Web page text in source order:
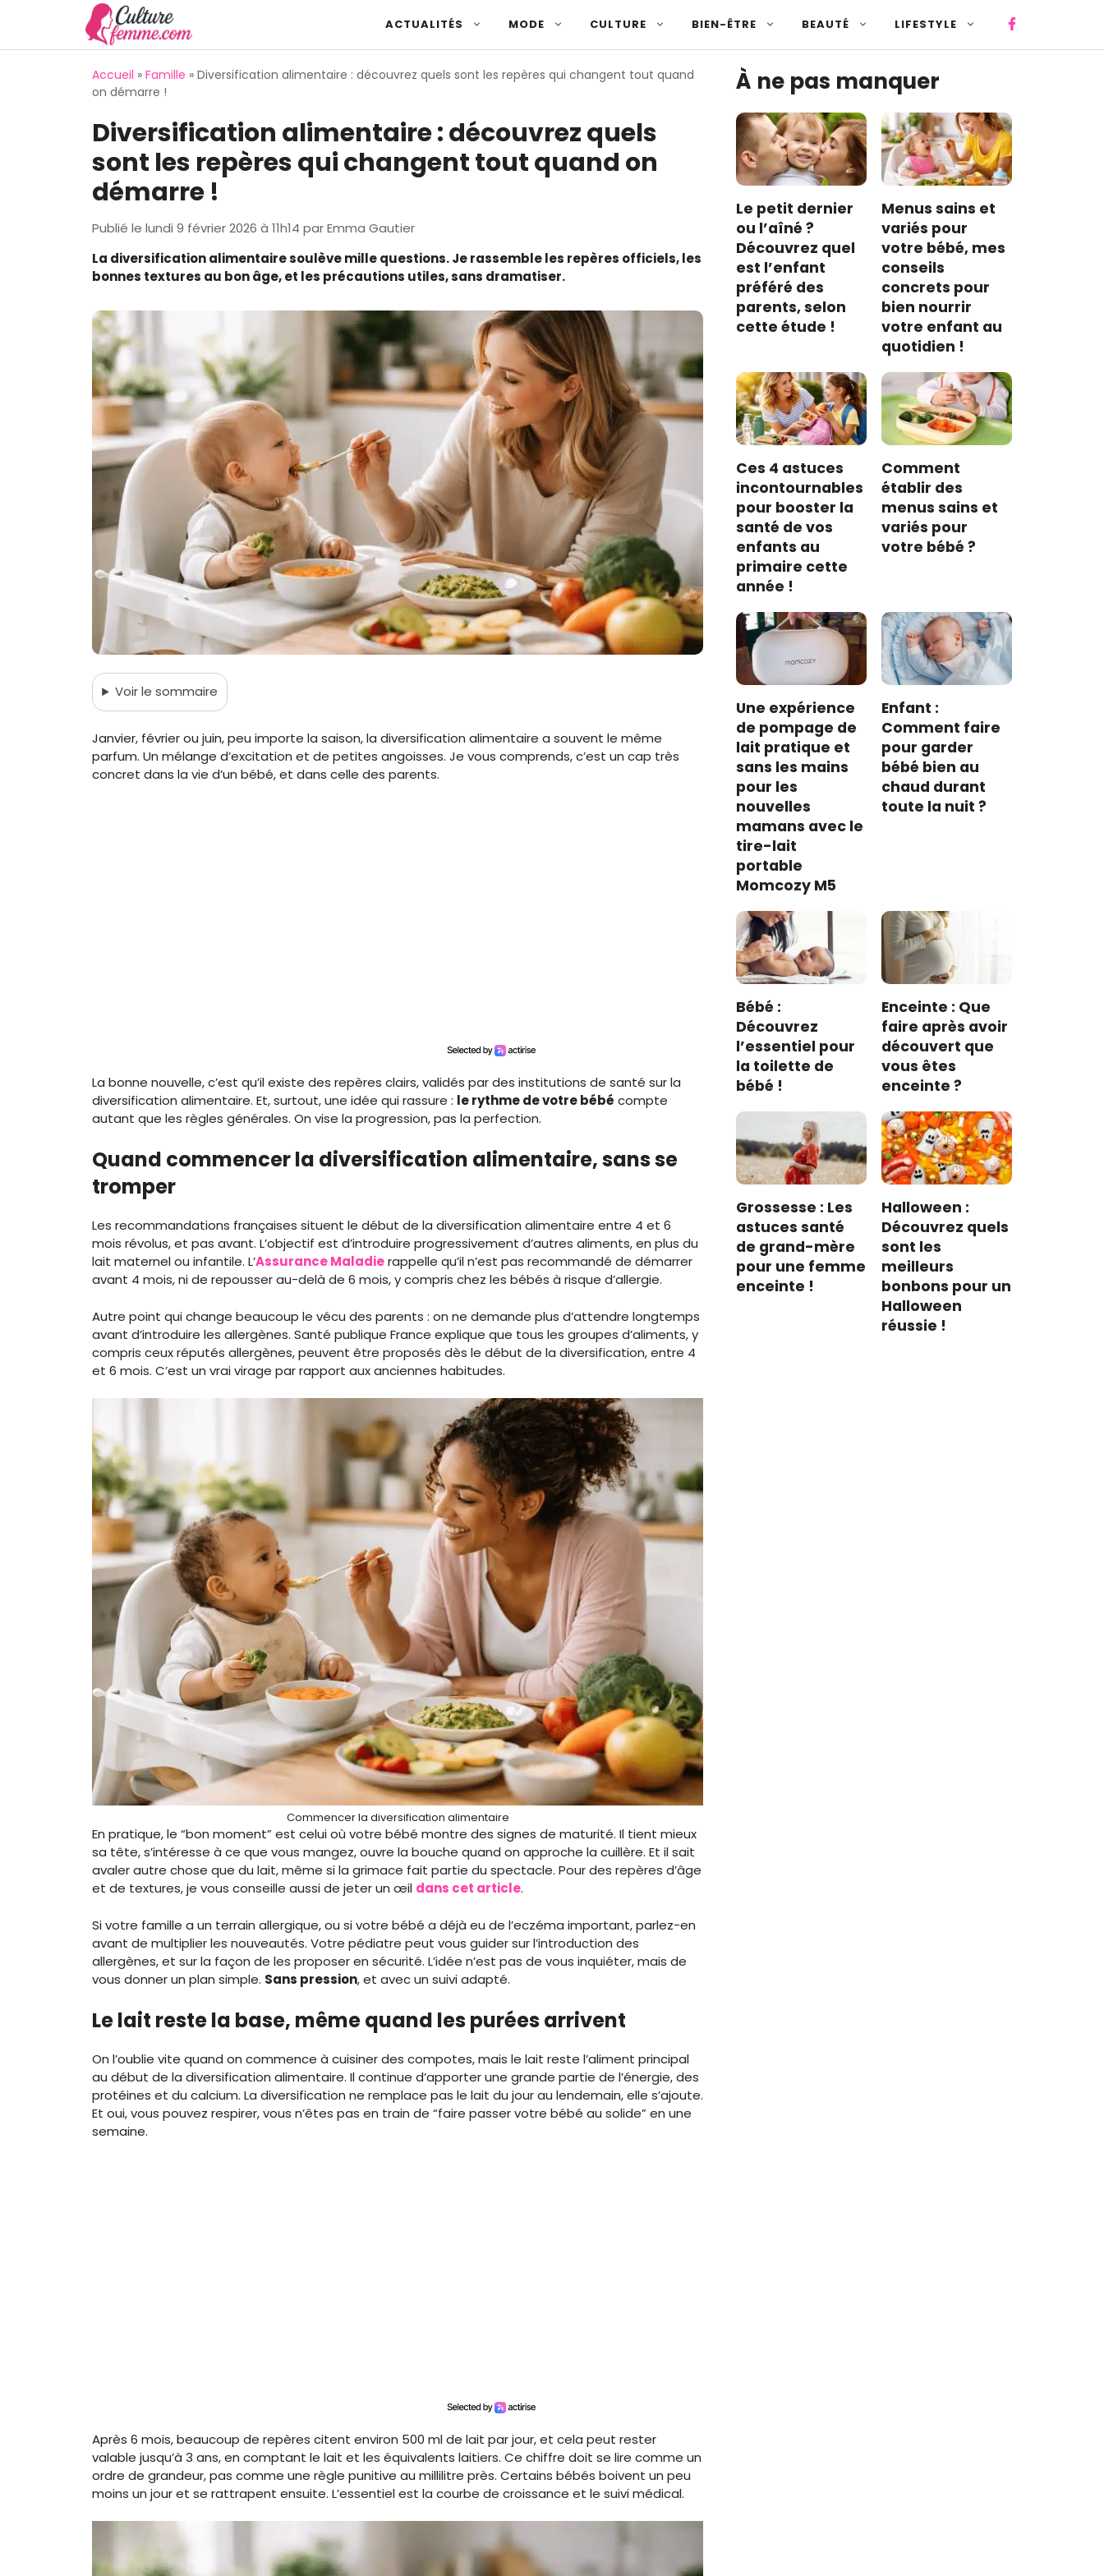
ACTUALITÉS MODE CULTURE BIEN-ÊTRE BEAUTÉ LIFESTYLE
Accueil » Famille » Diversification alimentaire : découvrez quels sont les repères qui changent tout quand
on démarre !
Diversification alimentaire : découvrez quels
sont les repères qui changent tout quand on
démarre !
Publié le lundi 9 février 2026 à 11h14 parEmma Gautier
La diversification alimentaire soulève mille questions. Je rassemble les repères officiels, les
bonnes textures au bon âge, et les précautions utiles, sans dramatiser.
Voirle sommaire
Janvier, février ou juin, peu importe la saison, la diversification alimentaire a souvent le même
parfum. Un mélange d’excitation et de petites angoisses. Je vous comprends, c’est un cap très
concret dans la vie d’un bébé, et dans celle des parents.
La bonne nouvelle, c’est qu’il existe des repères clairs, validés par des institutions de santé sur la
diversification alimentaire. Et, surtout, une idée qui rassure : le rythme de votre bébé compte
autant que les règles générales. On vise la progression, pas la perfection.
Quand commencer la diversification alimentaire, sans se
tromper
Les recommandations françaises situent le début de la diversification alimentaire entre 4 et 6
mois révolus, et pas avant. L’objectif est d’introduire progressivement d’autres aliments, en plus du
lait maternel ou infantile. L’Assurance Maladierappelle qu’il n’est pas recommandé de démarrer
avant 4 mois, ni de repousser au-delà de 6 mois, y compris chez les bébés à risque d’allergie.
Autre point qui change beaucoup le vécu des parents : on ne demande plus d’attendre longtemps
avant d’introduire les allergènes. Santé publique France explique que tous les groupes d’aliments, y
compris ceux réputés allergènes, peuvent être proposés dès le début de la diversification, entre 4
et 6 mois. C’est un vrai virage par rapport aux anciennes habitudes.
Commencer la diversification alimentaire
En pratique, le “bon moment” est celui où votre bébé montre des signes de maturité. Il tient mieux
sa tête, s’intéresse à ce que vous mangez, ouvre la bouche quand on approche la cuillère. Et il sait
avaler autre chose que du lait, même si la grimace fait partie du spectacle. Pour des repères d’âge
et de textures, je vous conseille aussi de jeter un œil dans cet article.
Si votre famille a un terrain allergique, ou si votre bébé a déjà eu de l’eczéma important, parlez-en
avant de multiplier les nouveautés. Votre pédiatre peut vous guider sur l’introduction des
allergènes, et sur la façon de les proposer en sécurité. L’idée n’est pas de vous inquiéter, mais de
vous donner un plan simple. Sans pression, et avec un suivi adapté.
Le lait reste la base, même quand les purées arrivent
On l’oublie vite quand on commence à cuisiner des compotes, mais le lait reste l’aliment principal
au début de la diversification alimentaire. Il continue d’apporter une grande partie de l’énergie, des
protéines et du calcium. La diversification ne remplace pas le lait du jour au lendemain, elle s’ajoute.
Et oui, vous pouvez respirer, vous n’êtes pas en train de “faire passer votre bébé au solide” en une
semaine.
Après 6 mois, beaucoup de repères citent environ 500 ml de lait par jour, et cela peut rester
valable jusqu’à 3 ans, en comptant le lait et les équivalents laitiers. Ce chiffre doit se lire comme un
ordre de grandeur, pas comme une règle punitive au millilitre près. Certains bébés boivent un peu
moins un jour et se rattrapent ensuite. L’essentiel est la courbe de croissance et le suivi médical.
À ne pas manquer
Le petit dernier
ou l’aîné ?
Découvrez quel
est l’enfant
préféré des
parents, selon
cette étude !
Menus sains et
variés pour
votre bébé, mes
conseils
concrets pour
bien nourrir
votre enfant au
quotidien !
Ces 4 astuces
incontournables
pour booster la
santé de vos
enfants au
primaire cette
année !
Comment
établir des
menus sains et
variés pour
votre bébé ?
Une expérience
de pompage de
lait pratique et
sans les mains
pour les
nouvelles
mamans avec le
tire-lait
portable
Momcozy M5
Enfant :
Comment faire
pour garder
bébé bien au
chaud durant
toute la nuit ?
Bébé :
Découvrez
l’essentiel pour
la toilette de
bébé !
Enceinte : Que
faire après avoir
découvert que
vous êtes
enceinte ?
Grossesse : Les
astuces santé
de grand-mère
pour une femme
enceinte !
Halloween :
Découvrez quels
sont les
meilleurs
bonbons pour un
Halloween
réussie !